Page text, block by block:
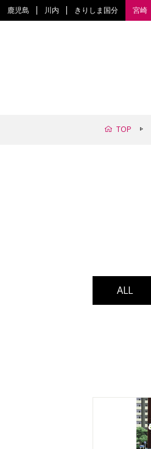
鹿児島 川内 きりしま国分 宮崎
TOP
ALL